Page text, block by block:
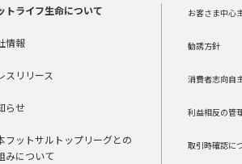
トライフ生命について
情報
スリリース
らせ
フットサルトップリーグとの
みについて
お客さま中心
勧誘方針
消費者志向自
利益相反の管
取引時確認に